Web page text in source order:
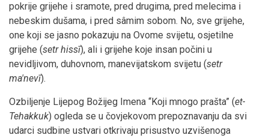
pokrije grijehe i sramote, pred drugima, pred melecima i
nebeskim dušama, i pred sâmim sobom. No, sve grijehe,
one koji se jasno pokazuju na Ovome svijetu, osjetilne
grijehe (setr hissī), ali i grijehe koje insan počini u
nevidljivom, duhovnom, manevijatskom svijetu (setr
ma'nevī).
Ozbiljenje Lijepog Božijeg Imena “Koji mnogo prašta” (et-
Tehakkuk) ogleda se u čovjekovom prepoznavanju da svi
udarci sudbine ustvari otkrivaju prisustvo uzvišenoga